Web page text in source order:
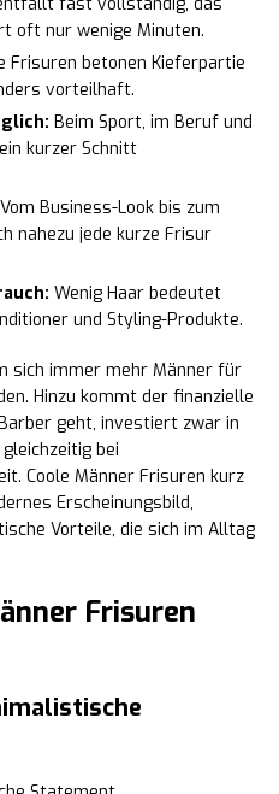
oft nur wenige Minuten.
Frisuren betonen Kieferpartie
vorteilhaft.
Beim Sport, im Beruf und
kurzer Schnitt
Vom Business-Look bis zum
nahezu jede kurze Frisur
Wenig Haar bedeutet
und Styling-Produkte.
sich immer mehr Männer für
Hinzu kommt der finanzielle
geht, investiert zwar in
bei
Coole Männer Frisuren kurz
Erscheinungsbild,
Vorteile, die sich im Alltag
Frisuren